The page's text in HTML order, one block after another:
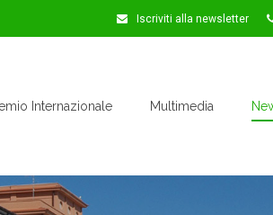
Iscriviti alla newsletter
Internazionale Multimedia